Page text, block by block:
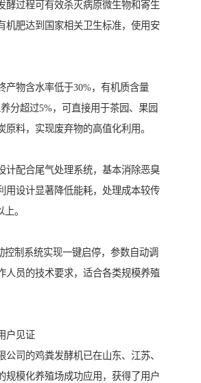
酵过程可有效杀灭病原微生物和寄生
机肥达到国家相关卫生标准，使用安
产物含水率低于30%，有机质含量
分超过5%，可直接用于茶园、果园
原料，实现废弃物的高值化利用。
计配合尾气处理系统，基本消除恶臭
用设计显著降低能耗，处理成本较传
。
控制系统实现一键启停，参数自动调
人员的技术要求，适合各类规模养殖
户见证
公司的鸡粪发酵机已在山东、江苏、
规模化养殖场成功应用，获得了用户